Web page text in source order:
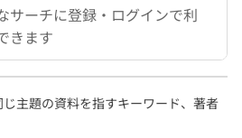
サーチに登録・ログインで利
きます
主題の資料を指すキーワード、著者